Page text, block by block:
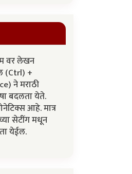
वर लेखन
(Ctrl) +
ने मराठी
बदलता येते.
आहे. मात्र
सेटींग मधून
येईल.